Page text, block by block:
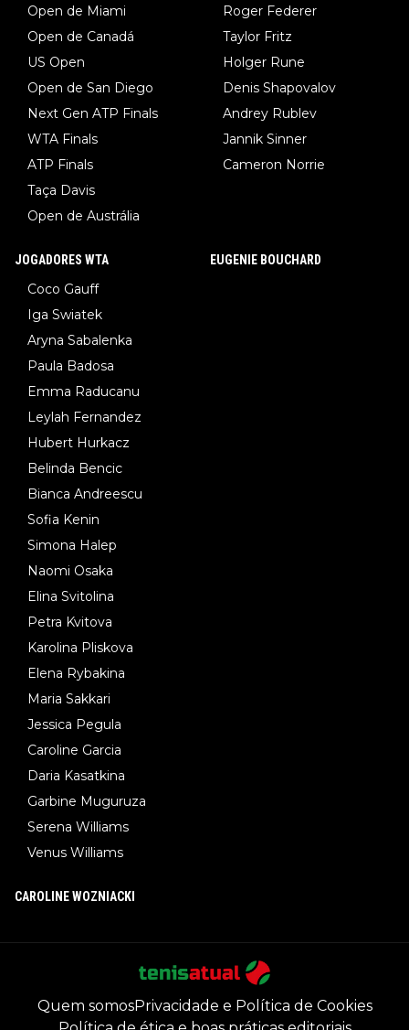
Open de Miami
Open de Canadá
US Open
Open de San Diego
Next Gen ATP Finals
WTA Finals
ATP Finals
Taça Davis
Open de Austrália
Roger Federer
Taylor Fritz
Holger Rune
Denis Shapovalov
Andrey Rublev
Jannik Sinner
Cameron Norrie
JOGADORES WTA
Coco Gauff
Iga Swiatek
Aryna Sabalenka
Paula Badosa
Emma Raducanu
Leylah Fernandez
Hubert Hurkacz
Belinda Bencic
Bianca Andreescu
Sofia Kenin
Simona Halep
Naomi Osaka
Elina Svitolina
Petra Kvitova
Karolina Pliskova
Elena Rybakina
Maria Sakkari
Jessica Pegula
Caroline Garcia
Daria Kasatkina
Garbine Muguruza
Serena Williams
Venus Williams
EUGENIE BOUCHARD
CAROLINE WOZNIACKI
Quem somosPrivacidade e Política de Cookies